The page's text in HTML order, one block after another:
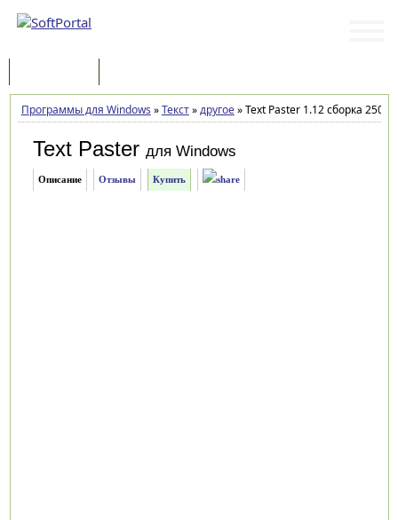
Программы для Windows »Текст»другое»Text Paster 1.12 сборка 250
Text Paster для Windows
Описание Отзывы Купить